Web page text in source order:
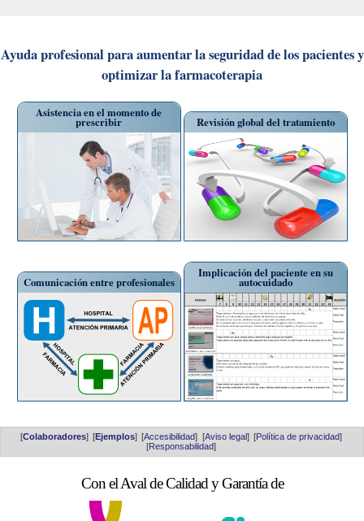
Ayuda profesional para aumentar la seguridad de los pacientes y
optimizar la farmacoterapia
Asistencia en el momento de
prescribir Revisión global del tratamiento
Comunicación entre profesionales
Implicación del paciente en su
autocuidado
[Colaboradores] [Ejemplos] [Accesibilidad] [Aviso legal] [Política de privacidad]
[Responsabilidad]
Con el Aval de Calidad y Garantía de